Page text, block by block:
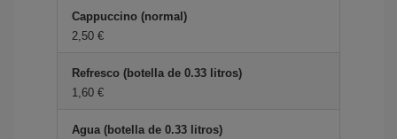
Cappuccino (normal)
2,50 €
Refresco (botella de 0.33 litros)
1,60 €
Agua (botella de 0.33 litros)